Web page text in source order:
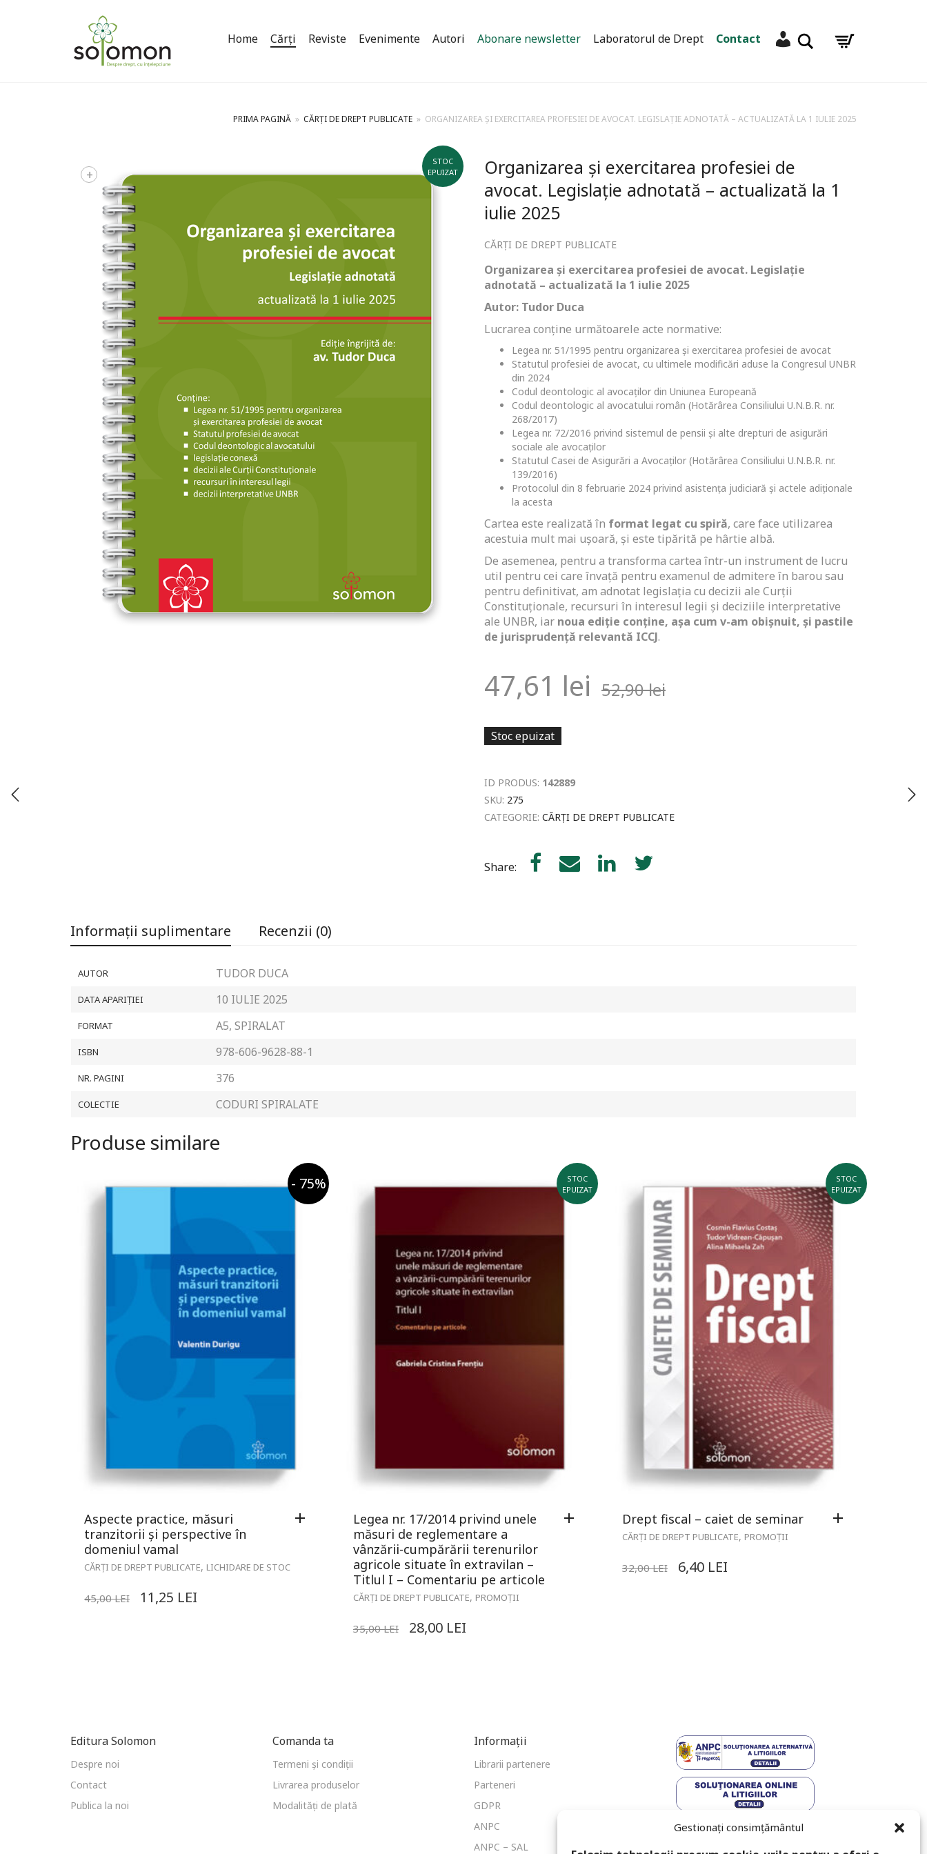
Gestionați consimțământul
Home Cărți Reviste Evenimente Autori Abonare newsletter Laboratorul de Drept Contact Contul meuCaută
PRIMA PAGINĂ » CĂRȚI DE DREPT PUBLICATE » ORGANIZAREA ȘI EXERCITAREA PROFESIEI DE AVOCAT. LEGISLAȚIE ADNOTATĂ – ACTUALIZATĂ LA 1 IULIE 2025
STOC
EPUIZAT
+
Organizarea și exercitarea profesiei de
avocat. Legislație adnotată – actualizată la 1
iulie 2025
CĂRȚI DE DREPT PUBLICATE
Organizarea și exercitarea profesiei de avocat. Legislație
adnotată – actualizată la 1 iulie 2025
Autor: Tudor Duca
Lucrarea conține următoarele acte normative:
Legea nr. 51/1995 pentru organizarea și exercitarea profesiei de avocat
Statutul profesiei de avocat, cu ultimele modificări aduse la Congresul UNBR
din 2024
Codul deontologic al avocaților din Uniunea Europeană
Codul deontologic al avocatului român (Hotărârea Consiliului U.N.B.R. nr.
268/2017)
Legea nr. 72/2016 privind sistemul de pensii şi alte drepturi de asigurări
sociale ale avocaţilor
Statutul Casei de Asigurări a Avocaților (Hotărârea Consiliului U.N.B.R. nr.
139/2016)
Protocolul din 8 februarie 2024 privind asistența judiciară și actele adiționale
la acesta
Cartea este realizată în format legat cu spiră, care face utilizarea
acestuia mult mai ușoară, și este tipărită pe hârtie albă.
De asemenea, pentru a transforma cartea într-un instrument de lucru
util pentru cei care învață pentru examenul de admitere în barou sau
pentru definitivat, am adnotat legislația cu decizii ale Curții
Constituționale, recursuri în interesul legii și deciziile interpretative
ale UNBR, iar noua ediție conține, așa cum v-am obișnuit, și pastile
de jurisprudență relevantă ICCJ.
52,90lei
47,61 lei
Stoc epuizat
ID PRODUS: 142889
SKU: 275
CATEGORIE: CĂRȚI DE DREPT PUBLICATE
Share:
Informații suplimentare Recenzii (0)
AUTOR TUDOR DUCA
DATA APARIȚIEI 10 IULIE 2025
FORMAT A5, SPIRALAT
ISBN 978-606-9628-88-1
NR. PAGINI 376
COLECTIE CODURI SPIRALATE
Produse similare
- 75%
Aspecte practice, măsuri
tranzitorii și perspective în
domeniul vamal
CĂRȚI DE DREPT PUBLICATE, LICHIDARE DE STOC
45,00LEI 11,25 LEI
STOC
EPUIZAT
Legea nr. 17/2014 privind unele
măsuri de reglementare a
vânzării-cumpărării terenurilor
agricole situate în extravilan –
Titlul I – Comentariu pe articole
CĂRȚI DE DREPT PUBLICATE, PROMOȚII
35,00LEI 28,00 LEI
STOC
EPUIZAT
Drept fiscal – caiet de seminar
CĂRȚI DE DREPT PUBLICATE, PROMOȚII
32,00LEI 6,40 LEI
Editura Solomon
Despre noi
Contact
Publica la noi
Comanda ta
Termeni și condiții
Livrarea produselor
Modalități de plată
Informații
Librarii partenere
Parteneri
GDPR
ANPC
ANPC – SAL